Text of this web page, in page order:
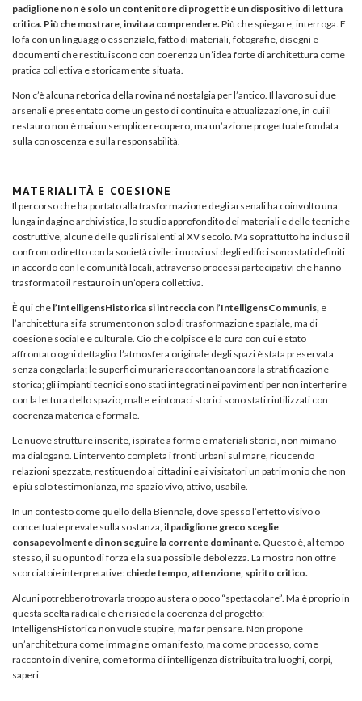
padiglione non è solo un contenitore di progetti: è un dispositivo di lettura
critica. Più che mostrare, invita a comprendere. Più che spiegare, interroga. E
lo fa con un linguaggio essenziale, fatto di materiali, fotografie, disegni e
documenti che restituiscono con coerenza un’idea forte di architettura come
pratica collettiva e storicamente situata.
Non c’è alcuna retorica della rovina né nostalgia per l’antico. Il lavoro sui due
arsenali è presentato come un gesto di continuità e attualizzazione, in cui il
restauro non è mai un semplice recupero, ma un’azione progettuale fondata
sulla conoscenza e sulla responsabilità.
MATERIALITÀ E COESIONE
Il percorso che ha portato alla trasformazione degli arsenali ha coinvolto una
lunga indagine archivistica, lo studio approfondito dei materiali e delle tecniche
costruttive, alcune delle quali risalenti al XV secolo. Ma soprattutto ha incluso il
confronto diretto con la società civile: i nuovi usi degli edifici sono stati definiti
in accordo con le comunità locali, attraverso processi partecipativi che hanno
trasformato il restauro in un’opera collettiva.
È qui che l’IntelligensHistorica si intreccia con l’IntelligensCommunis, e
l’architettura si fa strumento non solo di trasformazione spaziale, ma di
coesione sociale e culturale. Ciò che colpisce è la cura con cui è stato
affrontato ogni dettaglio: l’atmosfera originale degli spazi è stata preservata
senza congelarla; le superfici murarie raccontano ancora la stratificazione
storica; gli impianti tecnici sono stati integrati nei pavimenti per non interferire
con la lettura dello spazio; malte e intonaci storici sono stati riutilizzati con
coerenza materica e formale.
Le nuove strutture inserite, ispirate a forme e materiali storici, non mimano
ma dialogano. L’intervento completa i fronti urbani sul mare, ricucendo
relazioni spezzate, restituendo ai cittadini e ai visitatori un patrimonio che non
è più solo testimonianza, ma spazio vivo, attivo, usabile.
In un contesto come quello della Biennale, dove spesso l’effetto visivo o
concettuale prevale sulla sostanza, il padiglione greco sceglie
consapevolmente di non seguire la corrente dominante. Questo è, al tempo
stesso, il suo punto di forza e la sua possibile debolezza. La mostra non offre
scorciatoie interpretative: chiede tempo, attenzione, spirito critico.
Alcuni potrebbero trovarla troppo austera o poco “spettacolare”. Ma è proprio in
questa scelta radicale che risiede la coerenza del progetto:
IntelligensHistorica non vuole stupire, ma far pensare. Non propone
un’architettura come immagine o manifesto, ma come processo, come
racconto in divenire, come forma di intelligenza distribuita tra luoghi, corpi,
saperi.